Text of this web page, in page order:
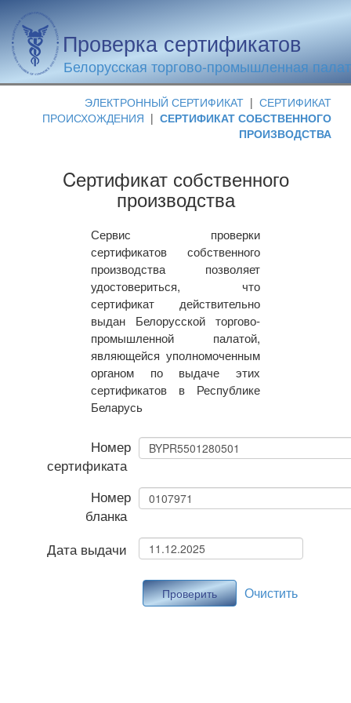
Проверка сертификатов
Белорусская торгово-промышленная
ЭЛЕКТРОННЫЙ СЕРТИФИКАТ | СЕРТИФИКАТ
ПРОИСХОЖДЕНИЯ | СЕРТИФИКАТ СОБСТВЕННОГО
ПРОИЗВОДСТВА
Cертификат собственного
производства
Сервис проверки
сертификатов собственного
производства позволяет
удостовериться, что
сертификат действительно
выдан Белорусской торгово-
промышленной палатой,
являющейся уполномоченным
органом по выдаче этих
сертификатов в Республике
Беларусь
Номер
сертификата
Номер
бланка
Дата выдачи
Проверить Очистить